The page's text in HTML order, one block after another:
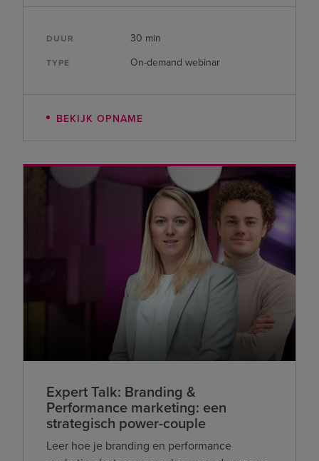
DUUR 30 min
TYPE On-demand webinar
BEKIJK OPNAME
Expert Talk: Branding &
Performance marketing: een
strategisch power-couple
Leer hoe je branding en performance